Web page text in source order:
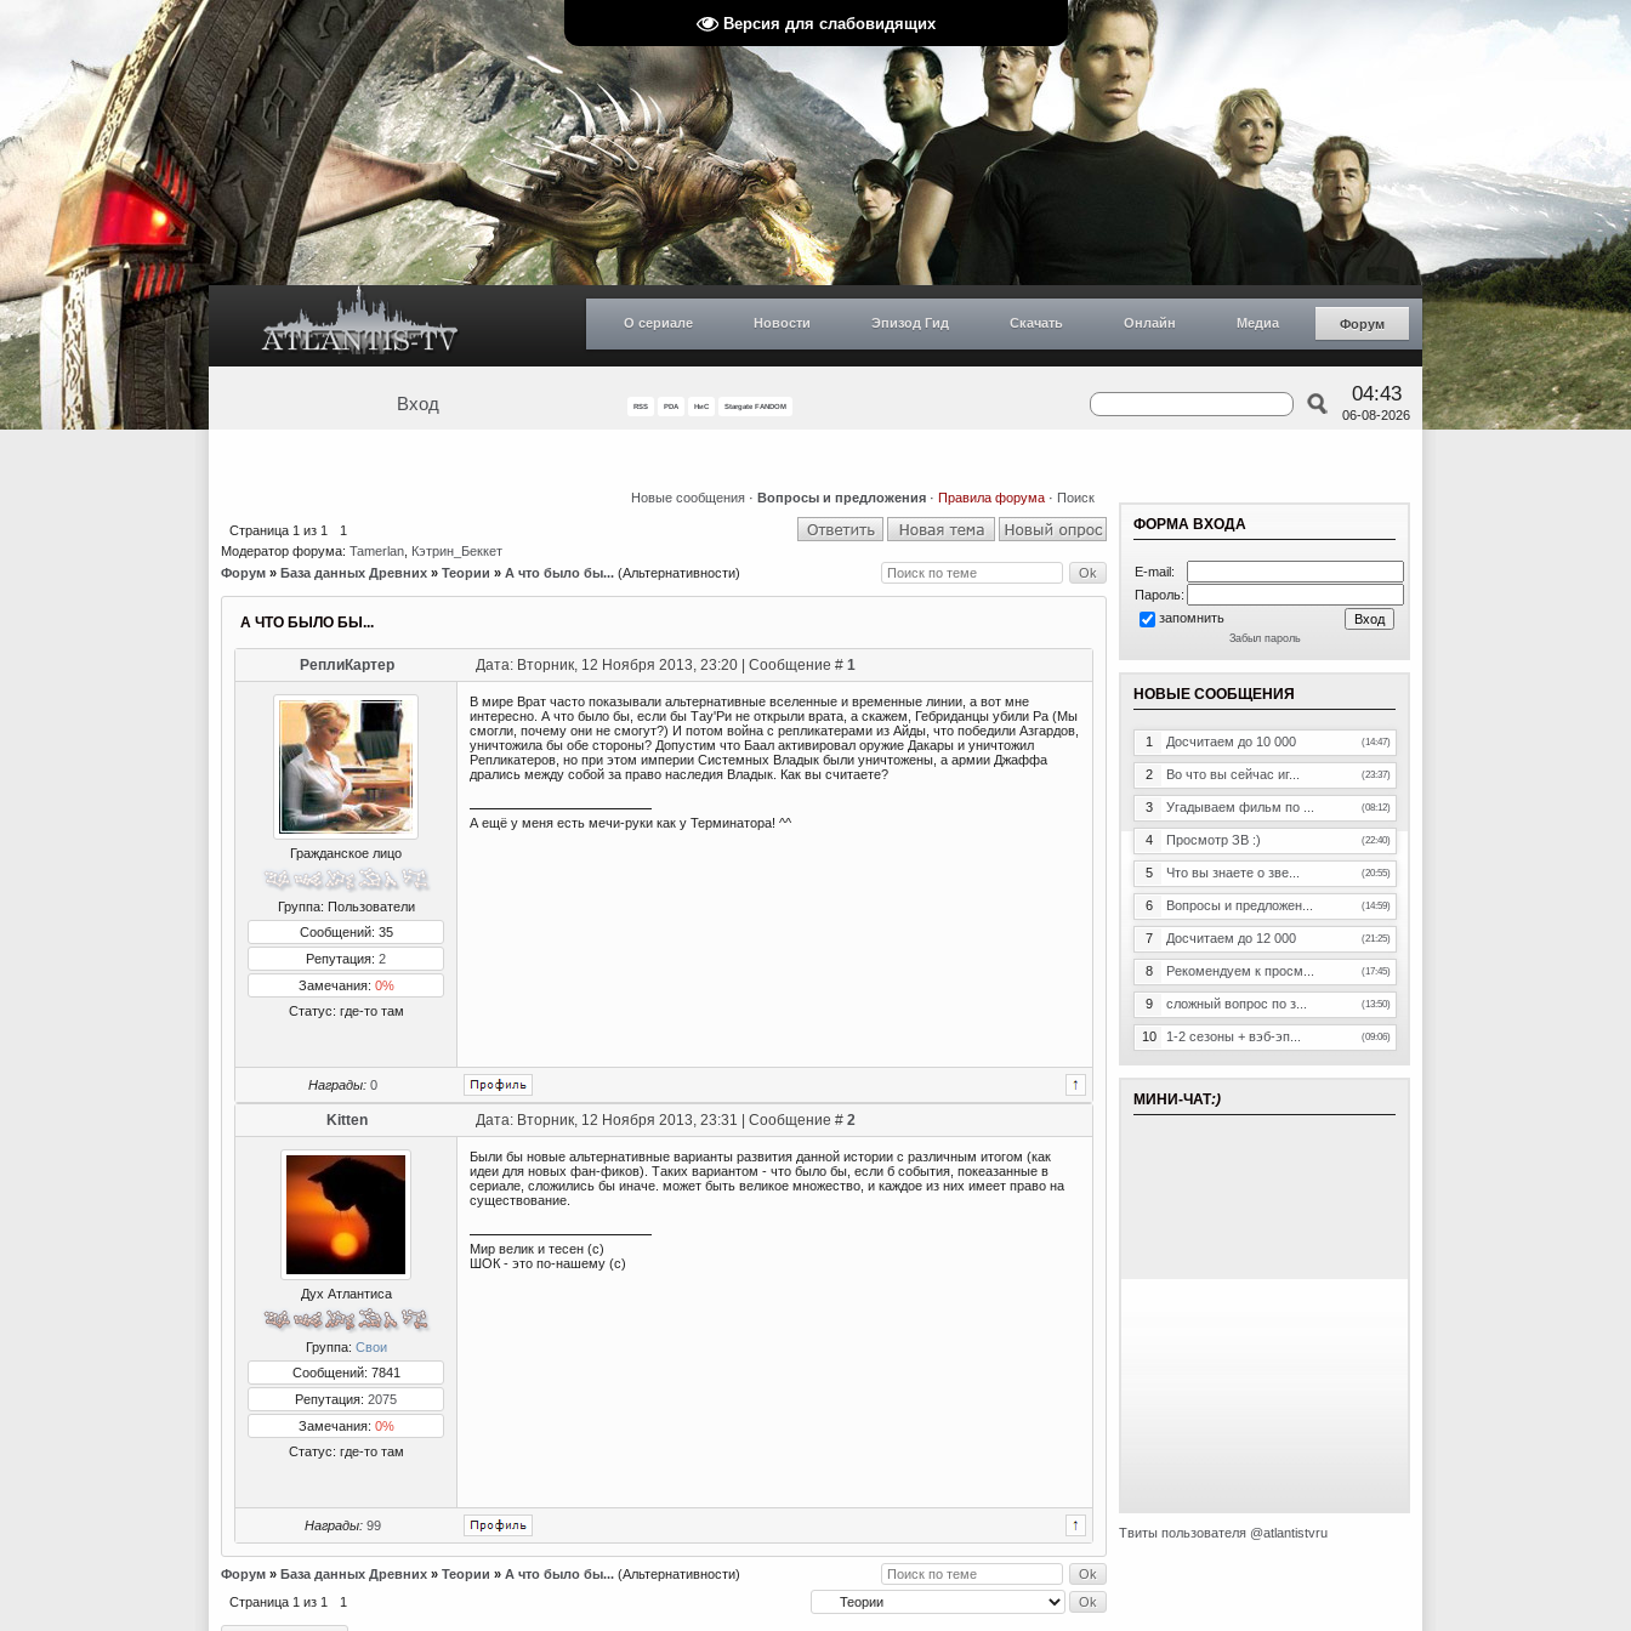
Версия для слабовидящих
О сериале Новости Эпизод Гид Скачать Онлайн Медиа Форум
Вход RSS PDA НиС Stargate FANDOM
04:43
06-08-2026
Новые сообщения · Вопросы и предложения · Правила форума · Поиск
Страница 1 из 1
1
Модератор форума: Tamerlan Кэтрин_Беккет
Форум » База данных Древних » Теории » А что было бы... (Альтернативности)
А ЧТО БЫЛО БЫ...
РеплиКартер Дата: Вторник, 12 Ноября 2013, 23:20 | Сообщение # 1
Гражданское лицо
Группа: Пользователи
Сообщений: 35
Репутация: 2
Замечания: 0%
Статус: где-то там
В мире Врат часто показывали альтернативные вселенные и временные линии, а вот мне
интересно. А что было бы, если бы Тау'Ри не открыли врата, а скажем, Гебриданцы убили Ра (Мы
смогли, почему они не смогут?) И потом война с репликатерами из Айды, что победили Азгардов,
уничтожила бы обе стороны? Допустим что Баал активировал оружие Дакары и уничтожил
Репликатеров, но при этом империи Системных Владык были уничтожены, а армии Джаффа
дрались между собой за право наследия Владык. Как вы считаете?
А ещё у меня есть мечи-руки как у Терминатора! ^^
Награды: 0
Kitten Дата: Вторник, 12 Ноября 2013, 23:31 | Сообщение # 2
Дух Атлантиса
Группа: Свои
Сообщений: 7841
Репутация: 2075
Замечания: 0%
Статус: где-то там
Были бы новые альтернативные варианты развития данной истории с различным итогом (как
идеи для новых фан-фиков). Таких вариантом - что было бы, если б события, покеазанные в
сериале, сложились бы иначе. может быть великое множество, и каждое из них имеет право на
существование.
Мир велик и тесен (с)
ШОК - это по-нашему (с)
Награды: 99
Форум » База данных Древних » Теории » А что было бы... (Альтернативности)
Страница 1 из 1 1
ФОРМА ВХОДА
E-mail:
Пароль:
запомнить
Забыл пароль
НОВЫЕ СООБЩЕНИЯ
1 Досчитаем до 10 000 (14:47)
2 Во что вы сейчас иг... (23:37)
3 Угадываем фильм по ... (08:12)
4 Просмотр ЗВ :) (22:40)
5 Что вы знаете о зве... (20:55)
6 Вопросы и предложен... (14:59)
7 Досчитаем до 12 000 (21:25)
8 Рекомендуем к просм... (17:45)
9 сложный вопрос по з... (13:50)
10 1-2 сезоны + вэб-эп... (09:06)
МИНИ-ЧАТ:)
Твиты пользователя @atlantistvru